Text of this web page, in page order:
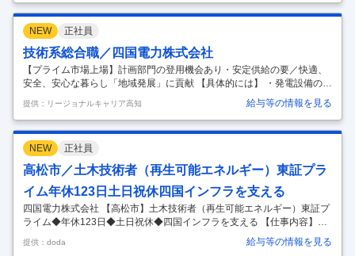
て火力発電所で使用する石炭、液化天然ガス(LNG)、石油等の燃料の調
達・運用・管理を中心に従事いただきます。具体的には下記業務となり
ます。 ■業務詳細： ・燃料輸送のための配船業務 ・燃料の在庫管理 ・
英語の契約書の確認 ・海外の取引先との打ち合わせ・交渉業務 等 ※ジ
ョブローテーションにより、希望・適性に応じた事務系領域の業務を幅
…
NEW 正社員
技術系総合職／四国電力株式会社
【プライム市場上場】計画部門の登用機会あり・安定供給の要／快適、
安全、安心な暮らし「地域発展」に貢献 【具体的には】 ・発電設備の運
用、保守、点検などの業務 （火力部門、原子力部門、再生可能エネルギ
ー部門） ・送電線、変電所、配電線等のネットワーク設備の運用、保
守、点検などの業務 （系統運用部門、送変電部門、配電部門）…
提供：リージョナルキャリア高知 給与等の情報を見る
NEW 正社員
高松市／土木技術者（再生可能エネルギー）東証プラ
イム年休123日土日祝休四国インフラを支える
四国電力株式会社 【高松市】土木技術者（再生可能エネルギー）東証プ
ライム◆年休123日◆土日祝休◆四国インフラを支える 【仕事内容】
【高松市】土木技術者（再生可能エネルギー）東証プライム◆年休123
日◆土日祝休◆四国インフラを支える 【具体的な仕事内容】 ～東証プラ
提供：doda 給与等の情報を見る